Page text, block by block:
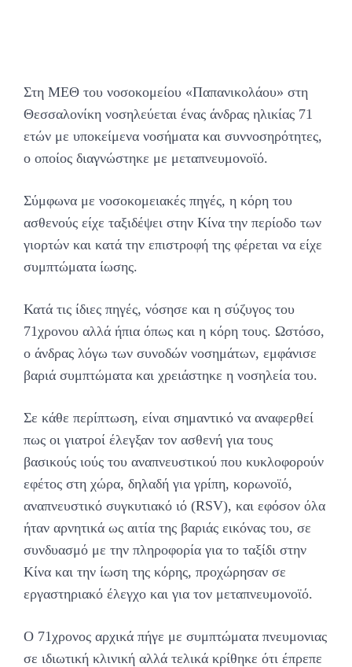
Στη ΜΕΘ του νοσοκομείου «Παπανικολάου» στη
Θεσσαλονίκη νοσηλεύεται ένας άνδρας ηλικίας 71
ετών με υποκείμενα νοσήματα και συννοσηρότητες,
ο οποίος διαγνώστηκε με μεταπνευμονοϊό.
Σύμφωνα με νοσοκομειακές πηγές, η κόρη του
ασθενούς είχε ταξιδέψει στην Κίνα την περίοδο των
γιορτών και κατά την επιστροφή της φέρεται να είχε
συμπτώματα ίωσης.
Κατά τις ίδιες πηγές, νόσησε και η σύζυγος του
71χρονου αλλά ήπια όπως και η κόρη τους. Ωστόσο,
ο άνδρας λόγω των συνοδών νοσημάτων, εμφάνισε
βαριά συμπτώματα και χρειάστηκε η νοσηλεία του.
Σε κάθε περίπτωση, είναι σημαντικό να αναφερθεί
πως οι γιατροί έλεγξαν τον ασθενή για τους
βασικούς ιούς του αναπνευστικού που κυκλοφορούν
εφέτος στη χώρα, δηλαδή για γρίπη, κορωνοϊό,
αναπνευστικό συγκυτιακό ιό (RSV), και εφόσον όλα
ήταν αρνητικά ως αιτία της βαριάς εικόνας του, σε
συνδυασμό με την πληροφορία για το ταξίδι στην
Κίνα και την ίωση της κόρης, προχώρησαν σε
εργαστηριακό έλεγχο και για τον μεταπνευμονοϊό.
Ο 71χρονος αρχικά πήγε με συμπτώματα πνευμονιας
σε ιδιωτική κλινική αλλά τελικά κρίθηκε ότι έπρεπε